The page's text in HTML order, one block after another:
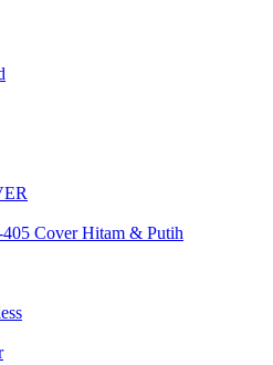
Cover Hitam & Putih